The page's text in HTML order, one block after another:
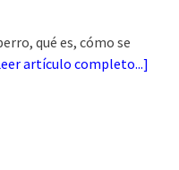
qué es, cómo se
artículo completo...]